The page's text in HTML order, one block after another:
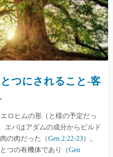
つにされること-客
ロヒムの形（と様の予定だっ
エバはアダムの成分からビルド
の肉だった（Gen 2:22-23）。
つの有機体であり（Gen